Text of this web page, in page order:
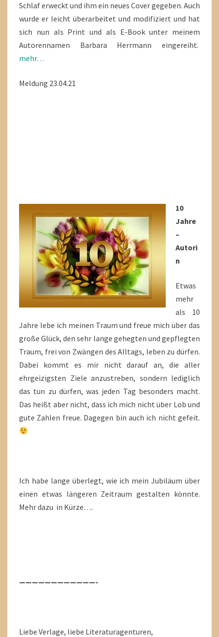
Schlaf erweckt und ihm ein neues Cover gegeben. Auch
wurde er leicht überarbeitet und modifiziert und hat
sich nun als Print und als E-Book unter meinem
Autorennamen Barbara Herrmann eingereiht.
mehr…
Meldung 23.04.21
10
Jahre
–
Autori
n
Etwas
mehr
als 10
Jahre lebe ich meinen Traum und freue mich über das
große Glück, den sehr lange gehegten und gepflegten
Traum, frei von Zwängen des Alltags, leben zu dürfen.
Dabei kommt es mir nicht darauf an, die aller
ehrgeizigsten Ziele anzustreben, sondern lediglich
das tun zu dürfen, was jeden Tag besonders macht.
Das heißt aber nicht, dass ich mich nicht über Lob und
gute Zahlen freue. Dagegen bin auch ich nicht gefeit.
Ich habe lange überlegt, wie ich mein Jubiläum über
einen etwas längeren Zeitraum gestalten könnte.
Mehr dazu in Kürze….
————————————-
Liebe Verlage, liebe Literaturagenturen,